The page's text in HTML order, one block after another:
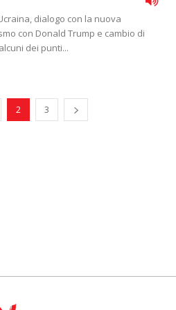
dialogo con la nuova
con Donald Trump e cambio di
dei punti...
2 3